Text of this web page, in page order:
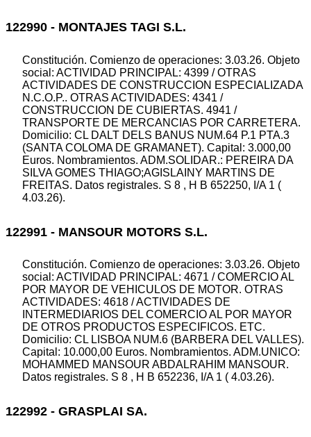
122990 - MONTAJES TAGI S.L.
Constitución. Comienzo de operaciones: 3.03.26. Objeto
social: ACTIVIDAD PRINCIPAL: 4399 / OTRAS
ACTIVIDADES DE CONSTRUCCION ESPECIALIZADA
N.C.O.P.. OTRAS ACTIVIDADES: 4341 /
CONSTRUCCION DE CUBIERTAS. 4941 /
TRANSPORTE DE MERCANCIAS POR CARRETERA.
Domicilio: CL DALT DELS BANUS NUM.64 P.1 PTA.3
(SANTA COLOMA DE GRAMANET). Capital: 3.000,00
Euros. Nombramientos. ADM.SOLIDAR.: PEREIRA DA
SILVA GOMES THIAGO;AGISLAINY MARTINS DE
FREITAS. Datos registrales. S 8 , H B 652250, I/A 1 (
4.03.26).
122991 - MANSOUR MOTORS S.L.
Constitución. Comienzo de operaciones: 3.03.26. Objeto
social: ACTIVIDAD PRINCIPAL: 4671 / COMERCIO AL
POR MAYOR DE VEHICULOS DE MOTOR. OTRAS
ACTIVIDADES: 4618 / ACTIVIDADES DE
INTERMEDIARIOS DEL COMERCIO AL POR MAYOR
DE OTROS PRODUCTOS ESPECIFICOS. ETC.
Domicilio: CL LISBOA NUM.6 (BARBERA DEL VALLES).
Capital: 10.000,00 Euros. Nombramientos. ADM.UNICO:
MOHAMMED MANSOUR ABDALRAHIM MANSOUR.
Datos registrales. S 8 , H B 652236, I/A 1 ( 4.03.26).
122992 - GRASPLAI SA.